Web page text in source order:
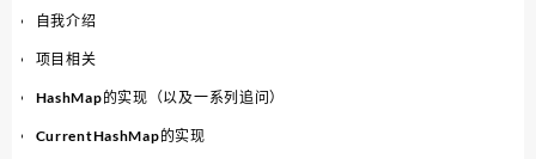
自我介绍
项目相关
HashMap的实现（以及一系列追问）
CurrentHashMap的实现